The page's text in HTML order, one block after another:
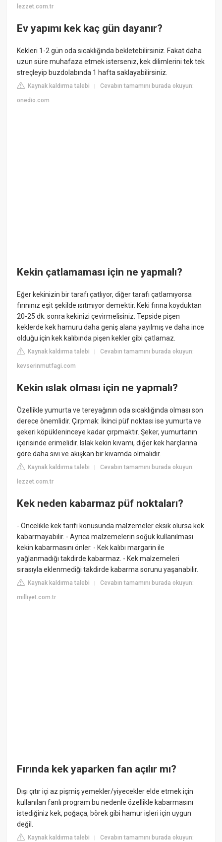
lezzet.com.tr
Ev yapımı kek kaç gün dayanır?
Kekleri 1-2 gün oda sıcaklığında bekletebilirsiniz. Fakat daha
uzun süre muhafaza etmek isterseniz, kek dilimlerini tek tek
streçleyip buzdolabında 1 hafta saklayabilirsiniz.
Kaynak kaldırma talebi |Cevabın tamamını burada okuyun:
onedio.com
Kekin çatlamaması için ne yapmalı?
Eğer kekinizin bir tarafı çatlıyor, diğer tarafı çatlamıyorsa
fırınınız eşit şekilde ısıtmıyor demektir. Keki fırına koyduktan
20-25 dk. sonra kekinizi çevirmelisiniz. Tepside pişen
keklerde kek hamuru daha geniş alana yayılmış ve daha ince
olduğu için kek kalıbında pişen kekler gibi çatlamaz.
Kaynak kaldırma talebi |Cevabın tamamını burada okuyun:
kevserinmutfagi.com
Kekin ıslak olması için ne yapmalı?
Özellikle yumurta ve tereyağının oda sıcaklığında olması son
derece önemlidir. Çırpmak: İkinci püf noktası ise yumurta ve
şekeri köpükleninceye kadar çırpmaktır. Şeker, yumurtanın
içerisinde erimelidir. Islak kekin kıvamı, diğer kek harçlarına
göre daha sıvı ve akışkan bir kıvamda olmalıdır.
Kaynak kaldırma talebi |Cevabın tamamını burada okuyun:
lezzet.com.tr
Kek neden kabarmaz püf noktaları?
- Öncelikle kek tarifi konusunda malzemeler eksik olursa kek
kabarmayabilir. - Ayrıca malzemelerin soğuk kullanılması
kekin kabarmasını önler. - Kek kalıbı margarin ile
yağlanmadığı takdirde kabarmaz. - Kek malzemeleri
sırasıyla eklenmediği takdirde kabarma sorunu yaşanabilir.
Kaynak kaldırma talebi |Cevabın tamamını burada okuyun:
milliyet.com.tr
Fırında kek yaparken fan açılır mı?
Dışı çıtır içi az pişmiş yemekler/yiyecekler elde etmek için
kullanılan fanlı program bu nedenle özellikle kabarmasını
istediğiniz kek, poğaça, börek gibi hamur işleri için uygun
değil.
Kaynak kaldırma talebi |Cevabın tamamını burada okuyun: